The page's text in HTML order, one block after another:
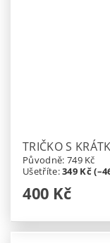
TRIČKO S
Původně: 749 Kč
Ušetříte:349 Kč
400 Kč